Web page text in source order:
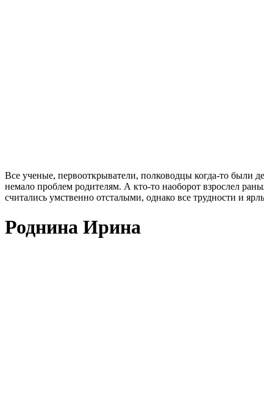
Все ученые, первооткрыватели, полководцы когда-то были
немало проблем родителям. А кто-то наоборот взрослел
считались умственно отсталыми, однако все трудности и
Роднина Ирина